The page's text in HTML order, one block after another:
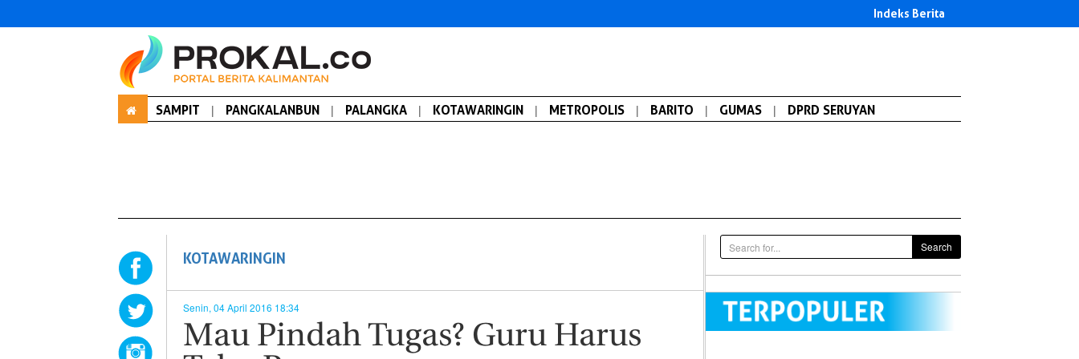
Indeks Berita
SAMPIT | PANGKALANBUN | PALANGKA | KOTAWARINGIN | METROPOLIS | BARITO | GUMAS | DPRD SERUYAN
KOTAWARINGIN
Senin, 04 April 2016 18:34
Mau Pindah Tugas? Guru Harus
Search